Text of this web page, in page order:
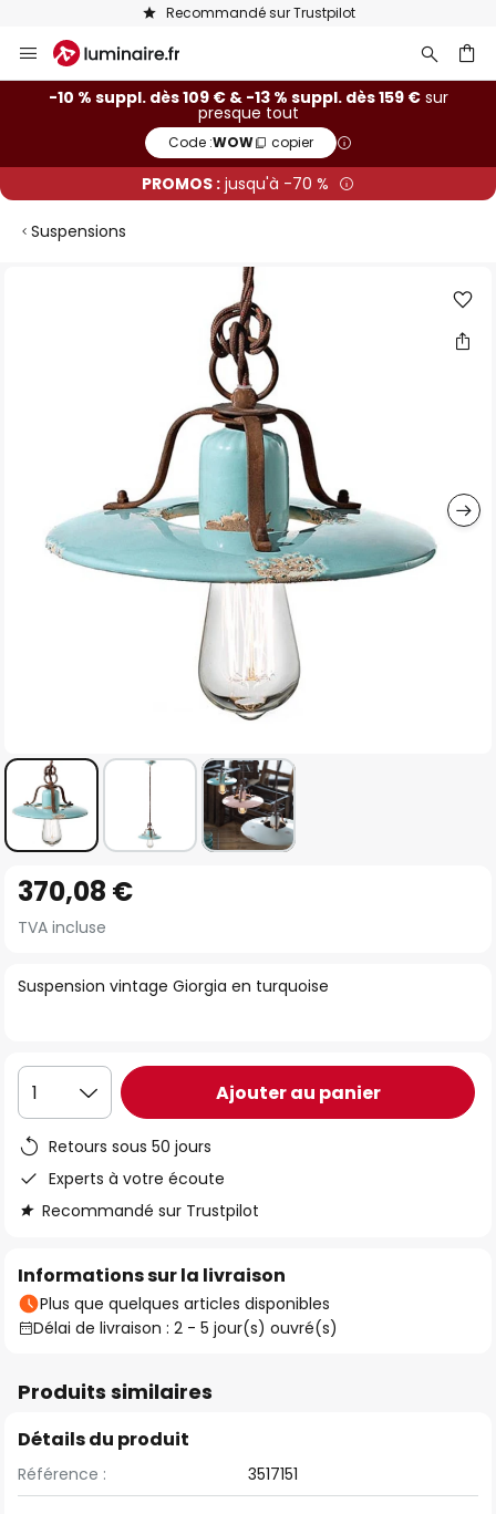
Recommandé sur Trustpilot
Allez
au
contenu
-10 % suppl. dès 109 € & -13 % suppl. dès 159 €sur
presque tout
Code :WOW copier
PROMOS : jusqu'à -70 %
Suspensions
to
the
of
gallery
Suspension vintage Giorgia en turquoise
370,08 €
TVA incluse
1 Ajouter au panier
Retours sous 50 jours
Experts à votre écoute
Recommandé sur Trustpilot
Informations sur la livraison
Plus que quelques articles disponibles
Délai de livraison : 2 - 5 jour(s) ouvré(s)
Produits similaires
Détails du produit
Référence : 3517151